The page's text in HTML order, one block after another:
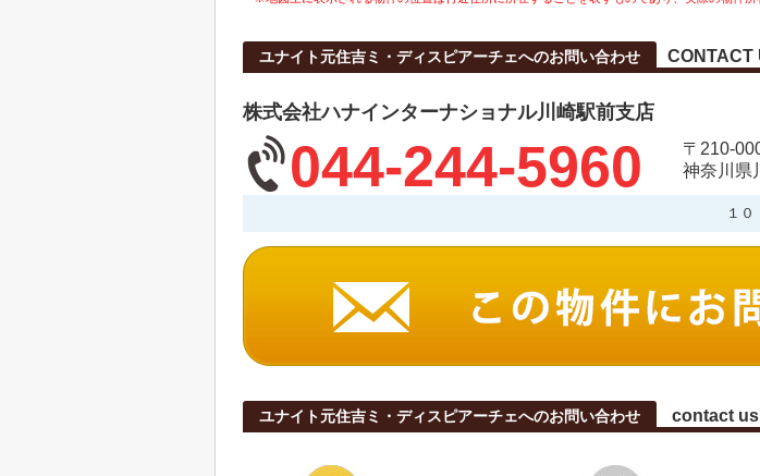
ユナイト元住吉ミ・ディスピアーチェへのお問い合わせ CONTACT
株式会社ハナインターナショナル川崎駅前支店
044-244-5960
〒210-
神奈川県
１
ユナイト元住吉ミ・ディスピアーチェへのお問い合わせ contact us